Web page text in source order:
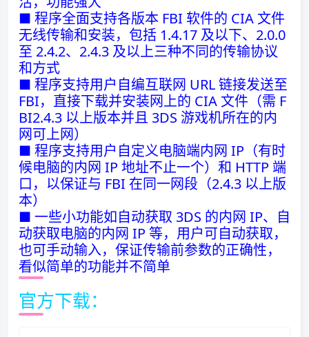
■ 程序全面支持各版本 FBI 软件的 CIA 文件
无线传输和安装，包括 1.4.17 及以下、2.0.0
至 2.4.2、2.4.3 及以上三种不同的传输协议
和方式
■ 程序支持用户自编互联网 URL 链接发送至
FBI，直接下载并安装网上的 CIA 文件（需 F
BI2.4.3 以上版本并且 3DS 游戏机所在的内
网可上网）
■ 程序支持用户自定义电脑端内网 IP（有时
候电脑的内网 IP 地址不止一个）和 HTTP 端
口，以保证与 FBI 在同一网段（2.4.3 以上版
本）
■ 一些小功能如自动获取 3DS 的内网 IP、自
动获取电脑的内网 IP 等，用户可自动获取，
也可手动输入，保证传输前参数的正确性，
看似简单的功能并不简单
官方下载：